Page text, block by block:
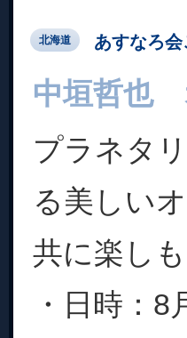
北海道 あすなろ
中垣哲也
プラネタ
る美しい
共に楽しも
・日時：